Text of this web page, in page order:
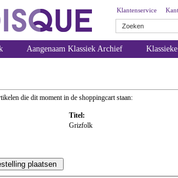
Klantenservice
Aangenaam Klassiek Archief
die dit moment in de shoppingcart staan:
Titel:
Grizfolk